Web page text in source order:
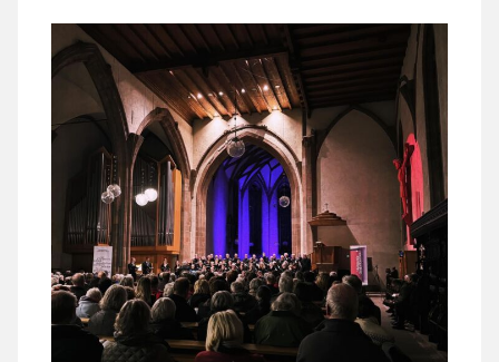
stuttgarter_oratorienchor
März 24